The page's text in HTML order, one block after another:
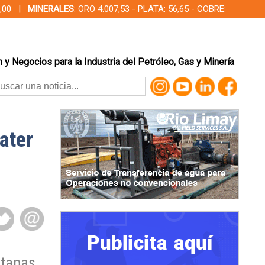
| MINERALES: ORO 4.007,53 - PLATA: 56,65 - COBRE:
y Negocios para la Industria del Petróleo, Gas y Minería